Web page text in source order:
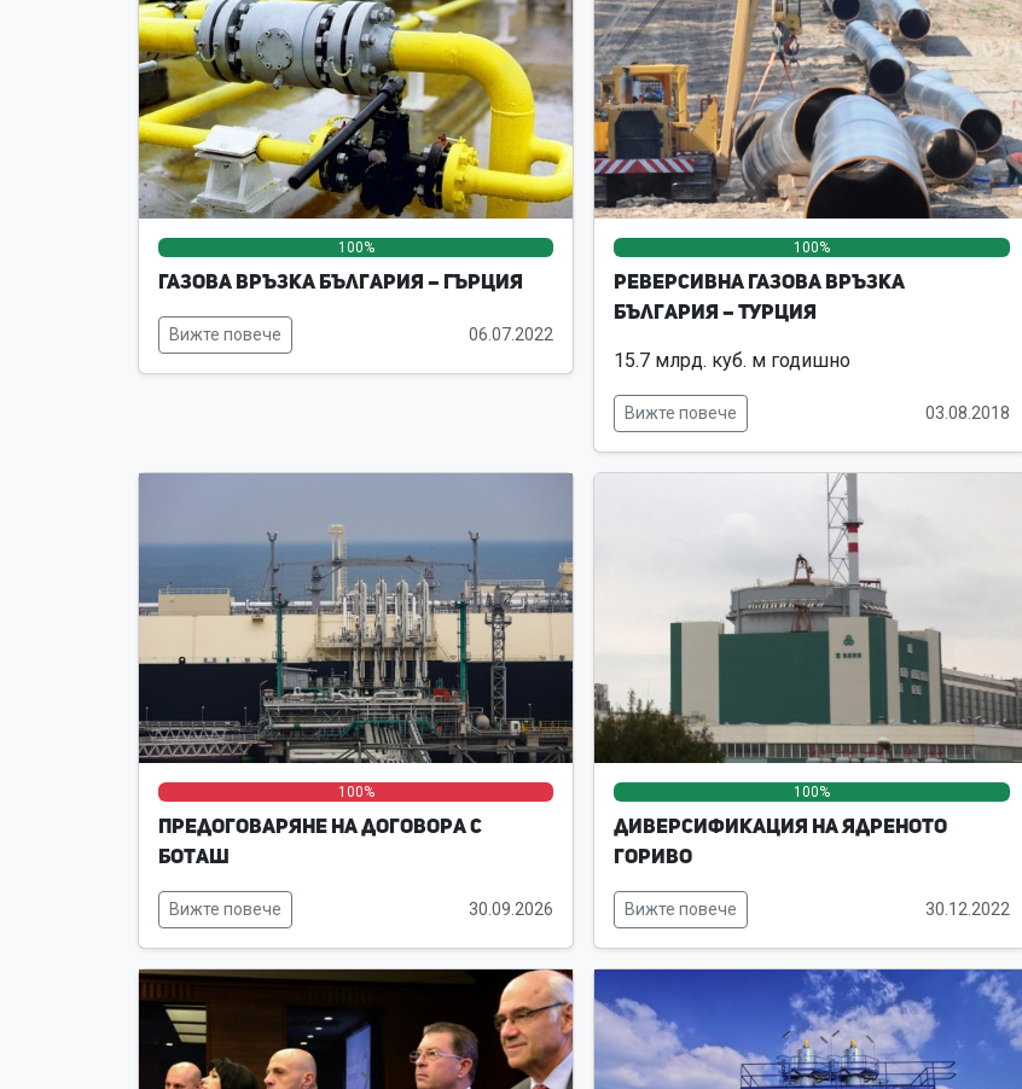
100%
Газова връзка България – Гърция
Вижте повече 06.07.2022
100% 0%
0%
Реверсивна Газова връзка
България – Турция
15.7 млрд. куб. м годишно
Вижте повече 03.08.2018
0%
0% 100%
Предоговаряне на договора с
Боташ
Вижте повече 30.09.2026
100% 0%
0%
Диверсификация на ядреното
гориво
Вижте повече 30.12.2022